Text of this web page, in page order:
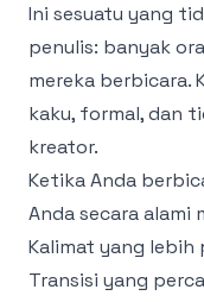
Ini sesuatu yang
penulis: banyak
mereka berbicara.
kaku, formal, dan
kreator.
Ketika Anda
Anda secara alami
Kalimat yang lebih
Transisi yang